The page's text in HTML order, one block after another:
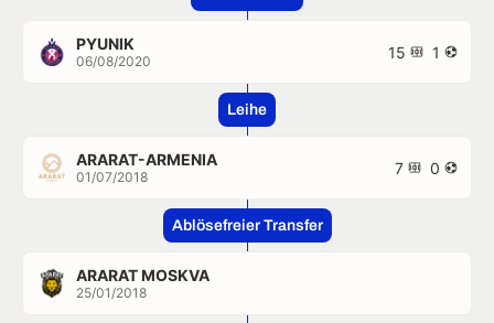
PYUNIK
06/08/2020 15 1
Leihe
ARARAT-ARMENIA
01/07/2018 7 0
Ablösefreier Transfer
ARARAT MOSKVA
25/01/2018